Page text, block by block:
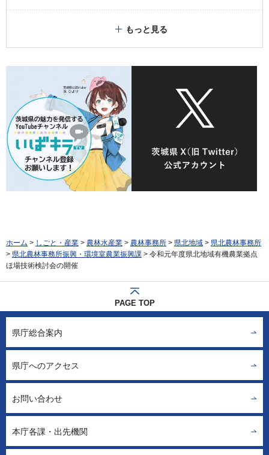
もっと見る
ホーム > しごと・産業 > 農林水産業 > 農林事務所 > 県北地域 > 県北農林事務所
> 県北農林事務所振興・環境室農業振興課 > 令和元年度県北地域有機農業拠点
ほ場技術検討会の開催
PAGE TOP
県庁総合案内
県庁へのアクセス
お問い合わせ
本庁各課・出先機関